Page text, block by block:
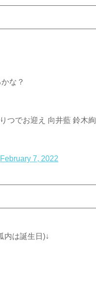
な？
つでお迎え 向井藍 鈴木
February 7, 2022
内は誕生日)↓